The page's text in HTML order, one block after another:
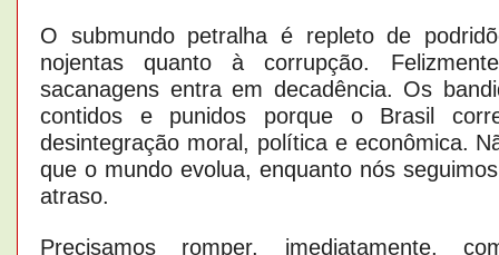
O submundo petralha é repleto de
nojentas quanto à corrupção.
sacanagens entra em decadência. Os
contidos e punidos porque o Brasil
desintegração moral, política e econômica.
que o mundo evolua, enquanto nós
atraso.
Precisamos romper, imediatamente,